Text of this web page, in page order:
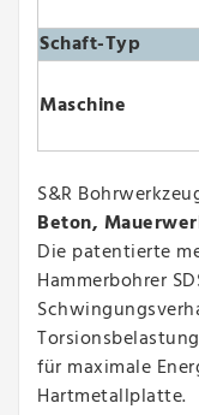
Schaft-Typ
Maschine
S&R
Beton,
Die patentierte
Hammerbohrer
für maximale
Hartmetallplatte.